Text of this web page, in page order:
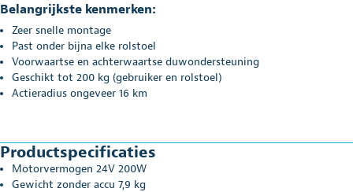
Belangrijkste kenmerken:
Zeer snelle montage
Past onder bijna elke rolstoel
Voorwaartse en achterwaartse duwondersteuning
Geschikt tot 200 kg (gebruiker en rolstoel)
Actieradius ongeveer 16 km
Productspecificaties
Motorvermogen 24V 200W
Gewicht zonder accu 7,9 kg